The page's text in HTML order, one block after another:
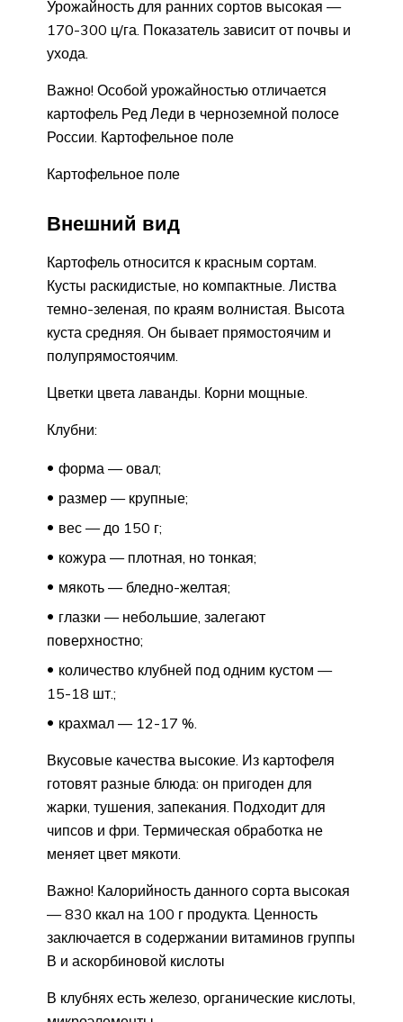
Урожайность для ранних сортов высокая —
170-300 ц/га. Показатель зависит от почвы и
ухода.
Важно! Особой урожайностью отличается
картофель Ред Леди в черноземной полосе
России. Картофельное поле
Картофельное поле
Внешний вид
Картофель относится к красным сортам.
Кусты раскидистые, но компактные. Листва
темно-зеленая, по краям волнистая. Высота
куста средняя. Он бывает прямостоячим и
полупрямостоячим.
Цветки цвета лаванды. Корни мощные.
Клубни:
форма — овал;
размер — крупные;
вес — до 150 г;
кожура — плотная, но тонкая;
мякоть — бледно-желтая;
глазки — небольшие, залегают
поверхностно;
количество клубней под одним кустом —
15-18 шт.;
крахмал — 12-17 %.
Вкусовые качества высокие. Из картофеля
готовят разные блюда: он пригоден для
жарки, тушения, запекания. Подходит для
чипсов и фри. Термическая обработка не
меняет цвет мякоти.
Важно! Калорийность данного сорта высокая
— 830 ккал на 100 г продукта. Ценность
заключается в содержании витаминов группы
В и аскорбиновой кислоты
В клубнях есть железо, органические кислоты,